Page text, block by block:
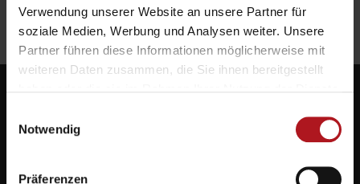
Verwendung unserer Website an unsere Partner für
soziale Medien, Werbung und Analysen weiter. Unsere
Partner führen diese Informationen möglicherweise mit
weiteren Daten zusammen, die Sie ihnen bereitgestellt
Notwendig
Präferenzen